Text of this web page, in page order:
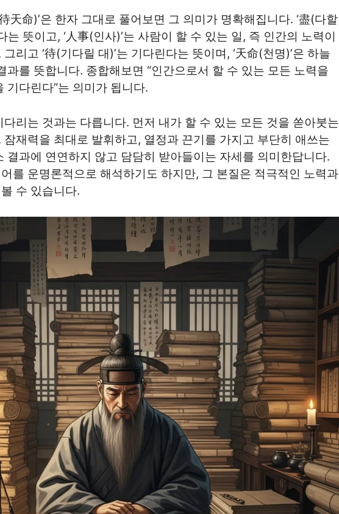
天命)’은 한자 그대로 풀어보면 그 의미가 명확해집니다. ‘盡(다할
는 뜻이고, ‘人事(인사)’는 사람이 할 수 있는 일, 즉 인간의 노력이
리고 ‘待(기다릴 대)’는 기다린다는 뜻이며, ‘天命(천명)’은 하늘
과를 뜻합니다. 종합해보면 “인간으로서 할 수 있는 모든 노력을
기다린다”는 의미가 됩니다.
리는 것과는 다릅니다. 먼저 내가 할 수 있는 모든 것을 쏟아붓는
재력을 최대로 발휘하고, 열정과 끈기를 가지고 부단히 애쓰는
결과에 연연하지 않고 담담히 받아들이는 자세를 의미한답니다.
를 운명론적으로 해석하기도 하지만, 그 본질은 적극적인 노력과
수 있습니다.